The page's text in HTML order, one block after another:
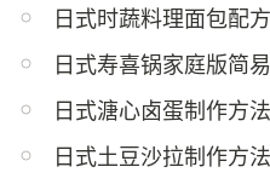
日式时蔬料理面包配
日式寿喜锅家庭版简
日式溏心卤蛋制作方
日式土豆沙拉制作方